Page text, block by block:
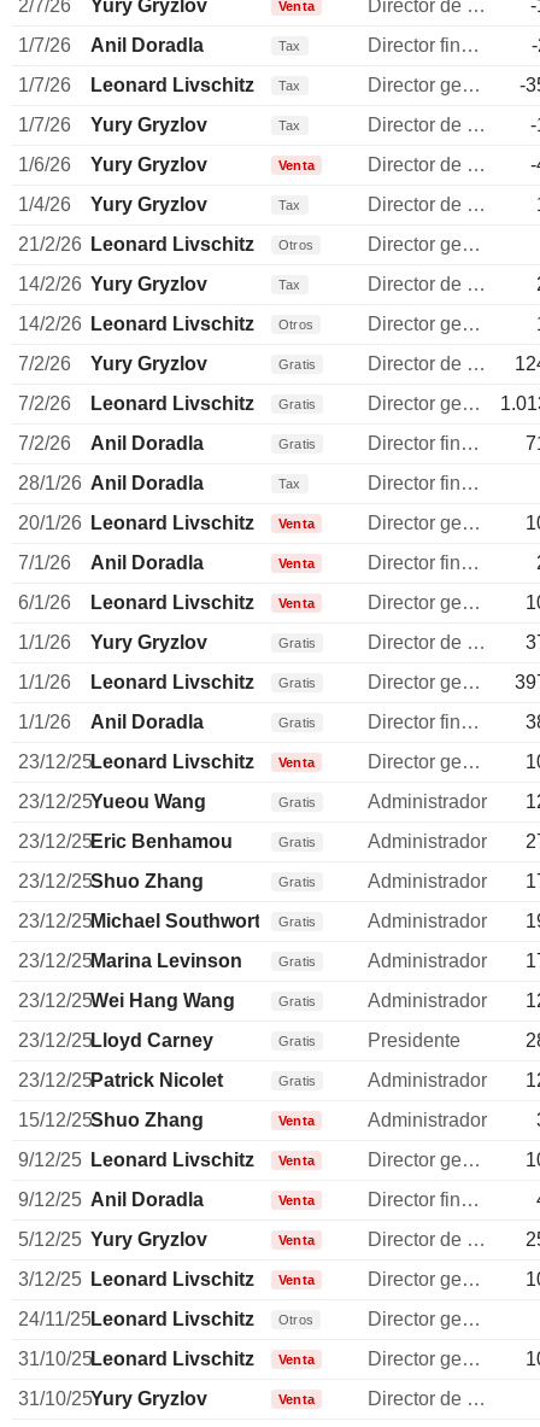
2/7/26
Yury Gryzlov Venta Director de operaciones
-
1/7/26
Anil Doradla Tax Director financiero
1/7/26
Leonard Livschitz Tax Director general
-
1/7/26
Yury Gryzlov Tax Director de operaciones
-
1/6/26
Yury Gryzlov Venta Director de operaciones
-
1/4/26
Yury Gryzlov Tax Director de operaciones
21/2/26 Leonard Livschitz Otros
Director general
14/2/26 Yury Gryzlov Tax Director de operaciones
14/2/26 Leonard Livschitz Otros Director general
7/2/26
Yury Gryzlov Gratis Director de operaciones
7/2/26
Leonard Livschitz Gratis Director general
7/2/26
Anil Doradla Gratis Director financiero
28/1/26 Anil Doradla Tax
Director financiero
20/1/26 Leonard Livschitz Venta Director general
7/1/26
Anil Doradla Venta Director financiero
6/1/26
Leonard Livschitz Venta Director general
1/1/26
Yury Gryzlov Gratis Director de operaciones
1/1/26
Leonard Livschitz Gratis Director general
1/1/26
Anil Doradla Gratis Director financiero
23/12/25Leonard Livschitz Venta Director general
23/12/25Yueou Wang Gratis Administrador
23/12/25Eric Benhamou Gratis Administrador
23/12/25Shuo Zhang Gratis Administrador
23/12/25Michael Southworth Gratis Administrador
23/12/25Marina Levinson Gratis Administrador
23/12/25Wei Hang Wang Gratis Administrador
23/12/25Lloyd Carney Gratis Presidente
23/12/25Patrick Nicolet Gratis Administrador
15/12/25Shuo Zhang Venta Administrador
9/12/25 Leonard Livschitz Venta Director general
9/12/25 Anil Doradla Venta Director financiero
5/12/25 Yury Gryzlov Venta Director de operaciones
3/12/25 Leonard Livschitz Venta Director general
24/11/25Leonard Livschitz Otros
Director general
31/10/25Leonard Livschitz Venta Director general
31/10/25Yury Gryzlov Venta
Director de operaciones